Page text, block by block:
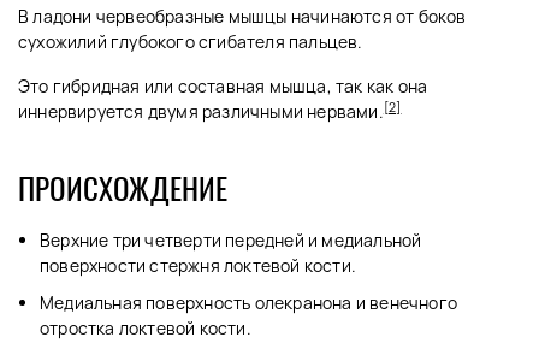
В ладони червеобразные мышцы начинаются от боков
сухожилий глубокого сгибателя пальцев.
Это гибридная или составная мышца, так как она
иннервируется двумя различными нервами.[2]
ПРОИСХОЖДЕНИЕ
Верхние три четверти передней и медиальной
поверхности стержня локтевой кости.
Медиальная поверхность олекранона и венечного
отростка локтевой кости.